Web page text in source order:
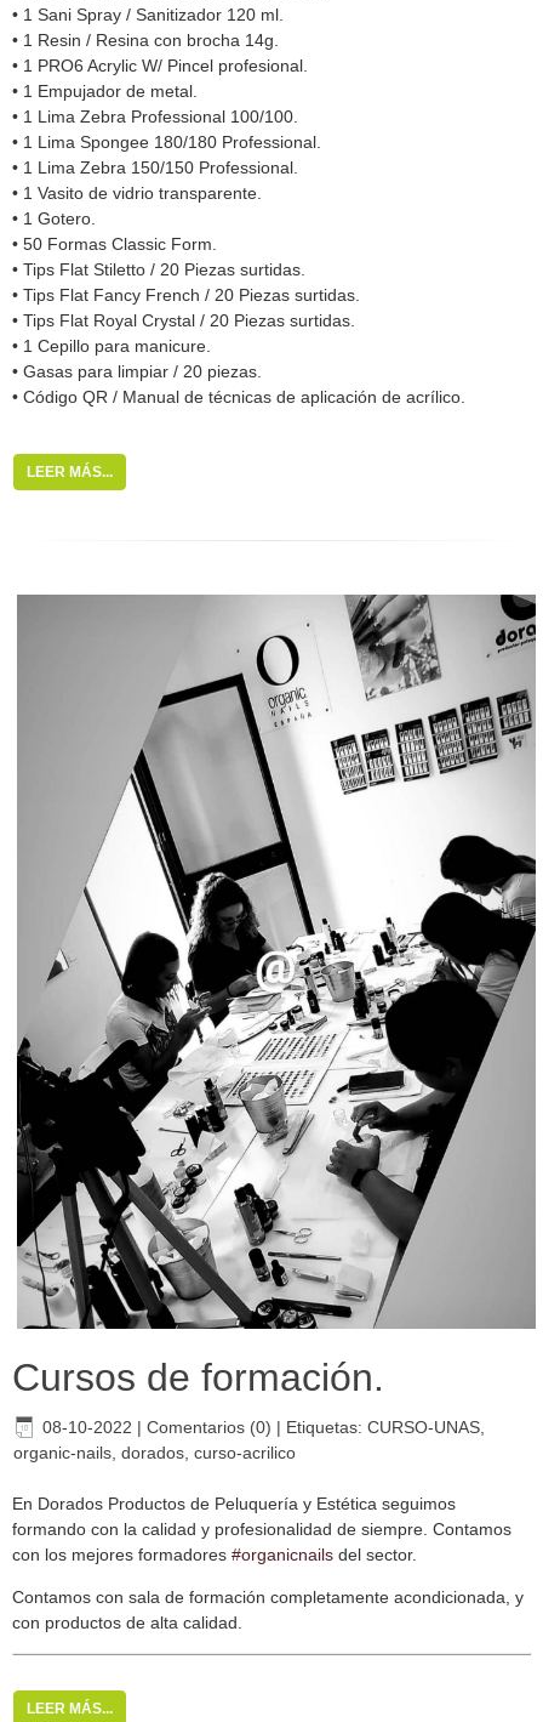
• 1 Sani Spray / Sanitizador 120 ml.
• 1 Resin / Resina con brocha 14g.
• 1 PRO6 Acrylic W/ Pincel profesional.
• 1 Empujador de metal.
• 1 Lima Zebra Professional 100/100.
• 1 Lima Spongee 180/180 Professional.
• 1 Lima Zebra 150/150 Professional.
• 1 Vasito de vidrio transparente.
• 1 Gotero.
• 50 Formas Classic Form.
• Tips Flat Stiletto / 20 Piezas surtidas.
• Tips Flat Fancy French / 20 Piezas surtidas.
• Tips Flat Royal Crystal / 20 Piezas surtidas.
• 1 Cepillo para manicure.
• Gasas para limpiar / 20 piezas.
• Código QR / Manual de técnicas de aplicación de acrílico.
LEER MÁS...
Cursos de formación.
08-10-2022 | Comentarios (0) | Etiquetas: CURSO-UNAS,
organic-nails, dorados, curso-acrilico
En Dorados Productos de Peluquería y Estética seguimos
formando con la calidad y profesionalidad de siempre. Contamos
con los mejores formadores #organicnails del sector.
Contamos con sala de formación completamente acondicionada, y
con productos de alta calidad.
LEER MÁS...